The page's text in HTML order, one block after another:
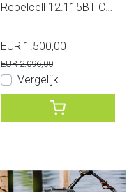
Rebelcell 12.115BT Co
EUR 1.500,00
EUR 2.096,00
Vergelijk